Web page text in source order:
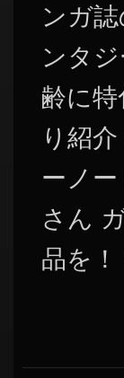
ンガ
ンタ
齢に
り紹
ーノ
さん
品を